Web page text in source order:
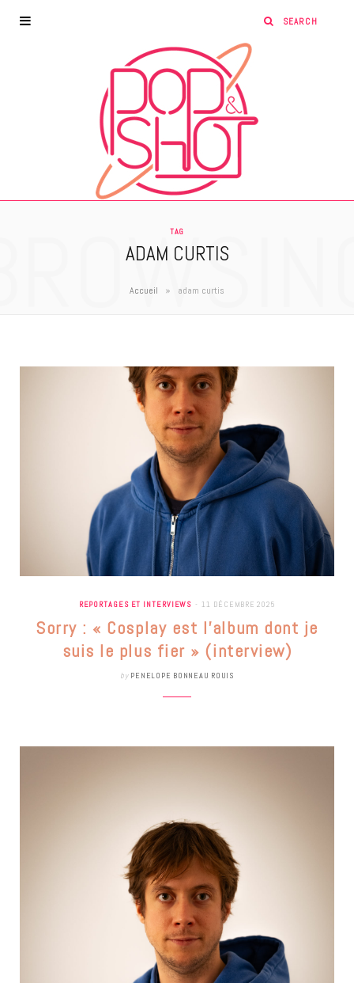
TAG
ADAM CURTIS
Accueil » adam curtis
REPORTAGES ET INTERVIEWS 11 DÉCEMBRE 2025
Sorry : « Cosplay est l’album dont je
suis le plus fier » (interview)
by PENELOPE BONNEAU ROUIS